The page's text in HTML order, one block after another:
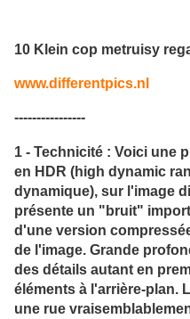
10 Klein cop metruisy
www.differentpics.nl
----------------
1 - Technicité : Voici une
en HDR (high dynamic
dynamique), sur l'image
présente un "bruit"
d'une version
de l'image. Grande
des détails autant en
éléments à l'arrière-plan.
une rue